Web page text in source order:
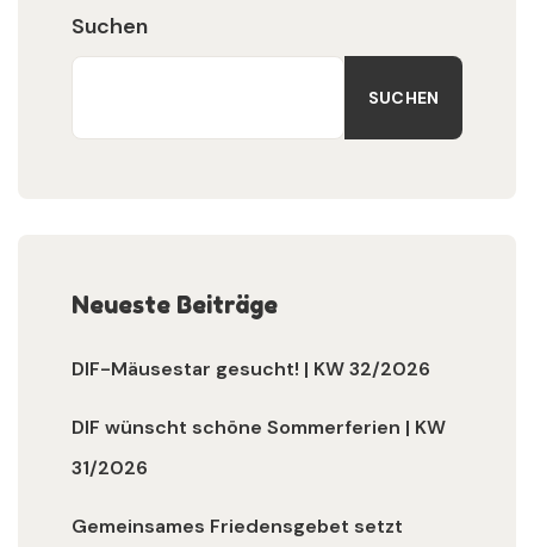
Suchen
SUCHEN
Neueste Beiträge
DIF-Mäusestar gesucht! | KW 32/2026
DIF wünscht schöne Sommerferien | KW
31/2026
Gemeinsames Friedensgebet setzt